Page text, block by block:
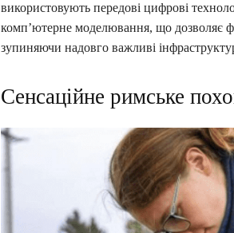
використовують передові цифрові
комп’ютерне моделювання, що дозволяє
зупиняючи надовго важливі
Сенсаційне римське